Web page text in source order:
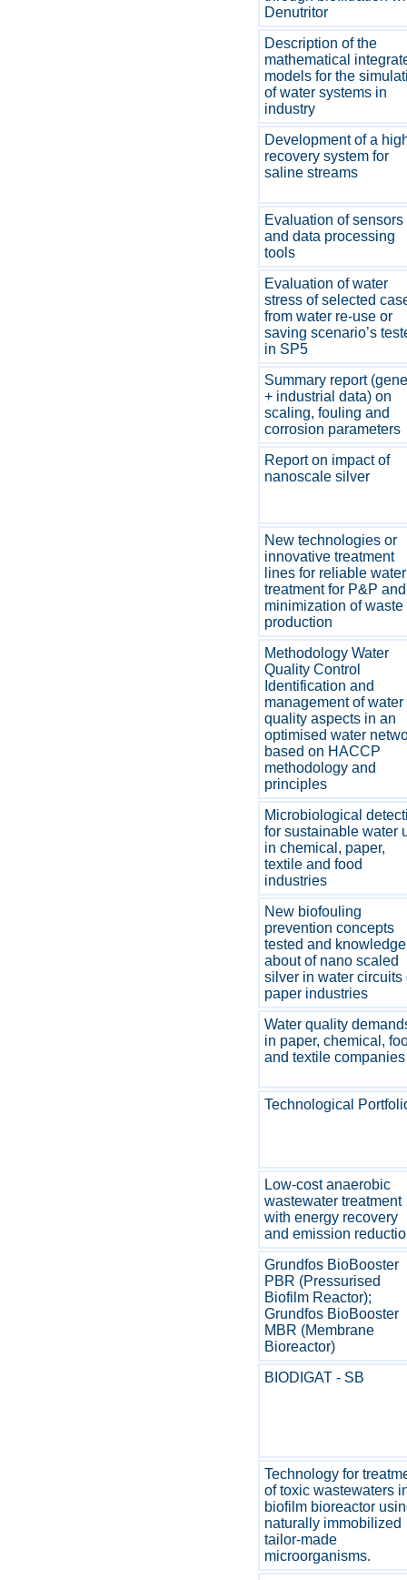
Denutritor
Description of the
mathematical
models for the
of water systems in
industry
Development of a
recovery system for
saline streams
Evaluation of sensors
and data processing
tools
Evaluation of water
stress of selected
from water re-use or
saving scenario’s
in SP5
Summary report
+ industrial data) on
scaling, fouling and
corrosion parameters
Report on impact of
nanoscale silver
New technologies or
innovative treatment
lines for reliable water
treatment for P&P and
minimization of waste
production
Methodology Water
Quality Control
Identification and
management of water
quality aspects in an
optimised water
based on HACCP
methodology and
principles
Microbiological
for sustainable water
in chemical, paper,
textile and food
industries
New biofouling
prevention concepts
tested and knowledge
about of nano scaled
silver in water circuits
paper industries
Water quality
in paper, chemical,
and textile companies
Technological
Low-cost anaerobic
wastewater treatment
with energy recovery
and emission
Grundfos BioBooster
PBR (Pressurised
Biofilm Reactor);
Grundfos BioBooster
MBR (Membrane
Bioreactor)
BIODIGAT - SB
Technology for
of toxic wastewaters
biofilm bioreactor
naturally immobilized
tailor-made
microorganisms.